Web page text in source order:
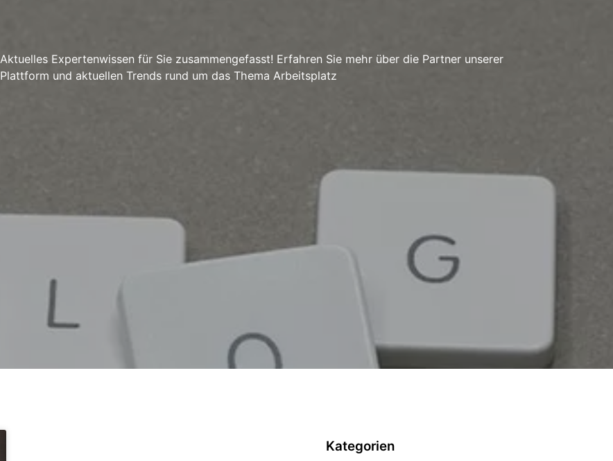
Aktuelles Expertenwissen für Sie zusammengefasst! Erfahren Sie mehr über die Partner unserer
Plattform und aktuellen Trends rund um das Thema Arbeitsplatz
Kategorien